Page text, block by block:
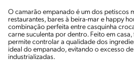
O camarão empanado é um dos petiscos
restaurantes, bares à beira-mar e happy
combinação perfeita entre casquinha
carne suculenta por dentro. Feito em
permite controlar a qualidade dos
ideal do empanado, evitando o excesso
industrializadas.